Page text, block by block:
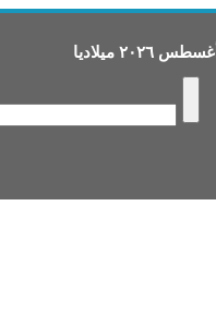
أغسطس ٢٠٢٦ ميلاديا